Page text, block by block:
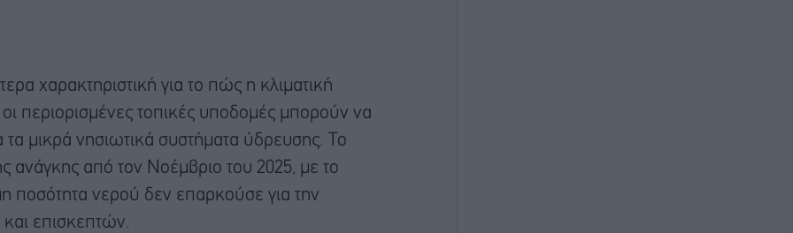
χαρακτηριστική για το πώς η κλιματική
περιορισμένες τοπικές υποδομές μπορούν να
τα μικρά νησιωτικά συστήματα ύδρευσης. Το
ανάγκης από τον Νοέμβριο του 2025, με το
ποσότητα νερού δεν επαρκούσε για την
επισκεπτών.